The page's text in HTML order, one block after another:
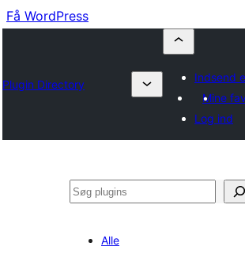
Få WordPress
Plugin Directory
Indsend
Mine
Log ind
Søg
Alle